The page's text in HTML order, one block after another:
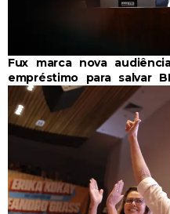
Fux marca nova
empréstimo para salvar